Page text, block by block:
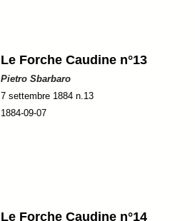
Le Forche Caudine n°13
Pietro Sbarbaro
7 settembre 1884 n.13
1884-09-07
Le Forche Caudine n°14